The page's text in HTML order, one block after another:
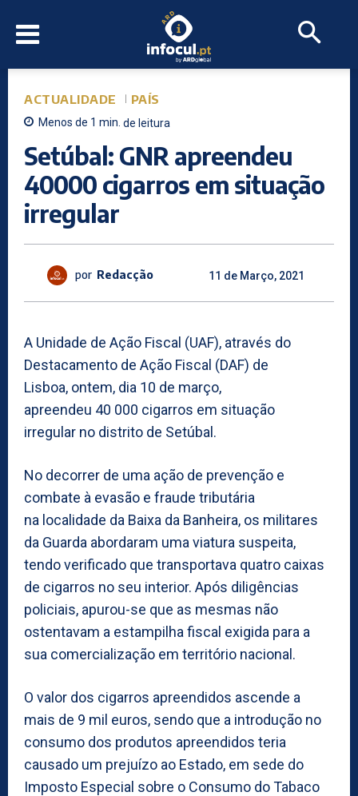
ACTUALIDADE PAÍS
Menos de 1 min. de leitura
Setúbal: GNR apreendeu
40000 cigarros em situação
irregular
por Redacção 11 de Março, 2021
A Unidade de Ação Fiscal (UAF), através do
Destacamento de Ação Fiscal (DAF) de
Lisboa, ontem, dia 10 de março,
apreendeu 40 000 cigarros em situação
irregular no distrito de Setúbal.
No decorrer de uma ação de prevenção e
combate à evasão e fraude tributária
na localidade da Baixa da Banheira, os militares
da Guarda abordaram uma viatura suspeita,
tendo verificado que transportava quatro caixas
de cigarros no seu interior. Após diligências
policiais, apurou-se que as mesmas não
ostentavam a estampilha fiscal exigida para a
sua comercialização em território nacional.
O valor dos cigarros apreendidos ascende a
mais de 9 mil euros, sendo que a introdução no
consumo dos produtos apreendidos teria
causado um prejuízo ao Estado, em sede do
Imposto Especial sobre o Consumo do Tabaco